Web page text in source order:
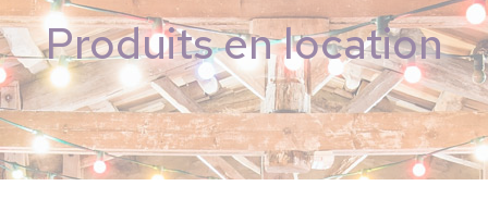
Produits en location